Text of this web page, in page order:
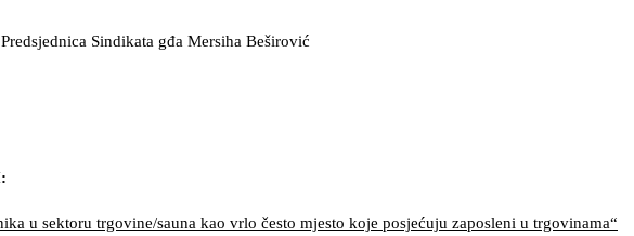
Sindikata gđa Mersiha Beširović
u sektoru trgovine/sauna kao vrlo često mjesto koje posjećuju zaposleni u trgovinama“